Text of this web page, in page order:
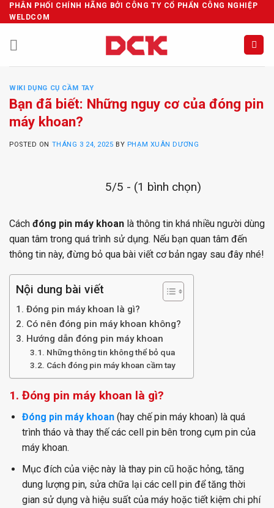
Skip
to
content
PHÂN PHỐI CHÍNH HÃNG BỞI CÔNG TY CỔ PHẨN CÔNG NGHIỆP
WELDCOM
WIKI DỤNG CỤ CẦM TAY
Bạn đã biết: Những nguy cơ của đóng pin
máy khoan?
POSTED ON THÁNG 3 24, 2025 BY PHẠM XUÂN DƯƠNG
5/5 - (1 bình chọn)
Cách đóng pin máy khoan là thông tin khá nhiều người dùng
quan tâm trong quá trình sử dụng. Nếu bạn quan tâm đến
thông tin này, đừng bỏ qua bài viết cơ bản ngay sau đây nhé!
Nội dung bài viết
1. Đóng pin máy khoan là gì?
2. Có nên đóng pin máy khoan không?
3. Hướng dẫn đóng pin máy khoan
3.1. Những thông tin không thể bỏ qua
3.2. Cách đóng pin máy khoan cầm tay
1. Đóng pin máy khoan là gì?
Đóng pin máy khoan(hay chế pin máy khoan) là quá
trình tháo và thay thế các cell pin bên trong cụm pin của
máy khoan.
Mục đích của việc này là thay pin cũ hoặc hỏng, tăng
dung lượng pin, sửa chữa lại các cell pin để tăng thời
gian sử dụng và hiệu suất của máy hoặc tiết kiệm chi phí